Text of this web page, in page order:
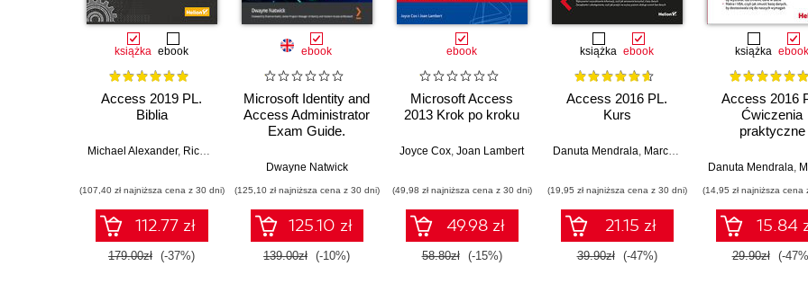
książka ebook
Access 2019 PL.
Biblia
Michael Alexander, Richard Kusleika
(107,40 zł najniższa cena z 30 dni)
112.77 zł
179.00zł (-37%)
ebook
Microsoft Identity and
Access Administrator
Exam Guide.
solutions with Azure
governance strategy,
and pass the SC-300
exam
Dwayne Natwick
(125,10 zł najniższa cena z 30 dni)
125.10 zł
139.00zł (-10%)
ebook
Microsoft Access
2013 Krok po kroku
Joyce Cox, Joan Lambert
(49,98 zł najniższa cena z 30 dni)
49.98 zł
58.80zł (-15%)
książka ebook
Access 2016 PL.
Kurs
Danuta Mendrala, Marcin Szeliga
(19,95 zł najniższa cena z 30 dni)
21.15 zł
39.90zł (-47%)
książka ebook
Access 2016
Ćwiczenia
praktyczne
Danuta Mendrala,
(14,95 zł najniższa cena
15.84
29.90zł (-